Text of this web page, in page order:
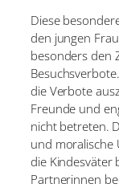
Diese
den jungen
besonders den
die Verbote
Freunde und
nicht betreten.
und moralische
die Kindesväter
Partnerinnen